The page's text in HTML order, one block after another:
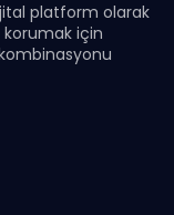
platform olarak
korumak için